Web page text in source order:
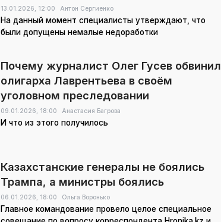
13.01.2026, 12:00 Антон Сергиенко
На данный момент специалисты утверждают, что
были допущены немалые недоработки
Почему журналист Олег Гусев обвинил
олигарха Лаврентьева в своём
уголовном преследовании
09.01.2026, 18:00 Анастасия Багрова
И что из этого получилось
Казахстанские генералы не боялись
Трампа, а министры боялись
06.01.2026, 18:00 Ольга Воронько
Главное командование провело целое специальное